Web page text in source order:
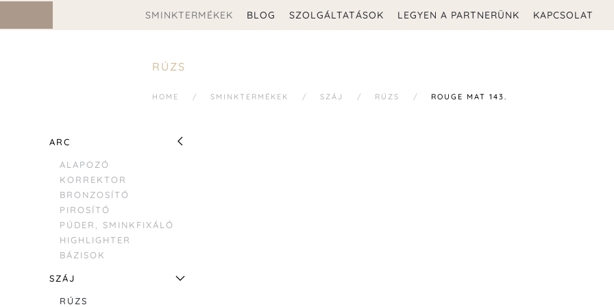
SMINKTERMÉKEK BLOG SZOLGÁLTATÁSOK LEGYEN A PARTNERÜNK KAPCSOLAT
RÚZS
HOME SMINKTERMÉKEK SZÁJ RÚZS ROUGE MAT 143.
ARC
ALAPOZÓ
KORREKTOR
BRONZOSÍTÓ
PIROSÍTÓ
PÚDER, SMINKFIXÁLÓ
HIGHLIGHTER
BÁZISOK
SZÁJ
RÚZS